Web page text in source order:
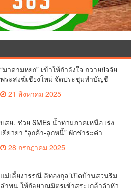
“มาดามหยก” เข้าให้กำลังใจ ถวายปัจจัย
พระสงฆ์เชียงใหม่ จัดประชุมทำบัญชี
รายรับรายจ่ายของวัด กว่า 300 รูป ที่วัด
สวนดอก
21 สิงหาคม 2025
บสย. ช่วย SMEs น้ำท่วมภาคเหนือ เร่ง
เยียวยา “ลูกค้า-ลูกหนี้” พักชำระค่า
28 กรกฎาคม 2025
แม่เลี้ยงวรรณี ลิทองกุล”เปิดบ้านสวนริม
ลำพูน ให้กัลยาณมิตรเข้าสระเกล้าดำหัว